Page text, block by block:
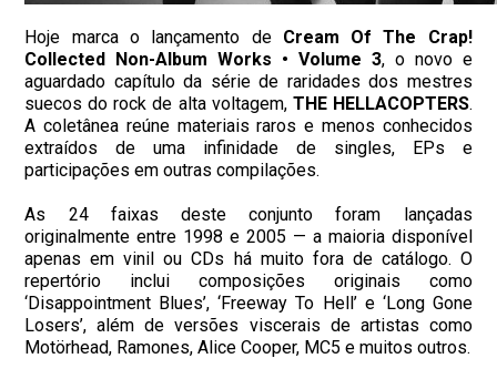
Hoje marca o lançamento de Cream Of The Crap!
Collected Non-Album Works • Volume 3, o novo e
aguardado capítulo da série de raridades dos mestres
suecos do rock de alta voltagem, THE HELLACOPTERS.
A coletânea reúne materiais raros e menos conhecidos
extraídos de uma infinidade de singles, EPs e
participações em outras compilações.
As 24 faixas deste conjunto foram lançadas
originalmente entre 1998 e 2005 — a maioria disponível
apenas em vinil ou CDs há muito fora de catálogo. O
repertório inclui composições originais como
‘Disappointment Blues’, ‘Freeway To Hell’ e ‘Long Gone
Losers’, além de versões viscerais de artistas como
Motörhead, Ramones, Alice Cooper, MC5 e muitos outros.